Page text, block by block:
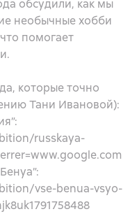
обсудили, как мы
необычные хобби
помогает
которые точно
Тани Ивановой):
russkaya-
vse-benua-vsyo-